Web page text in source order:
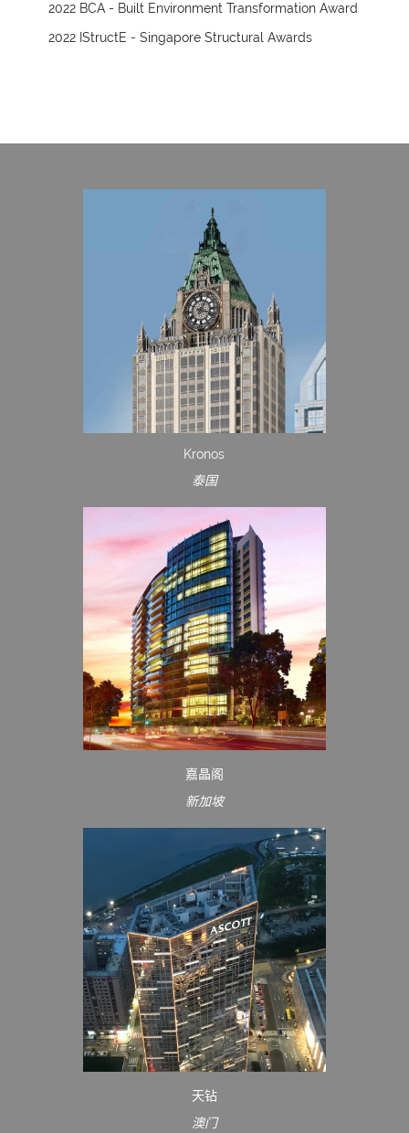
2022 BCA - Built Environment Transformation Award
2022 IStructE - Singapore Structural Awards
Kronos
泰国
嘉晶阁
新加坡
天钻
澳门